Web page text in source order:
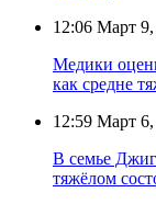
12:06 Март 9,
Медики
как средне
12:59 Март 6,
В семье
тяжёлом